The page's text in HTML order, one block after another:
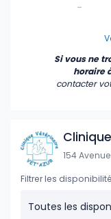
-
Si vous ne
horaire
contacter
154
Filtrer les
Toutes les